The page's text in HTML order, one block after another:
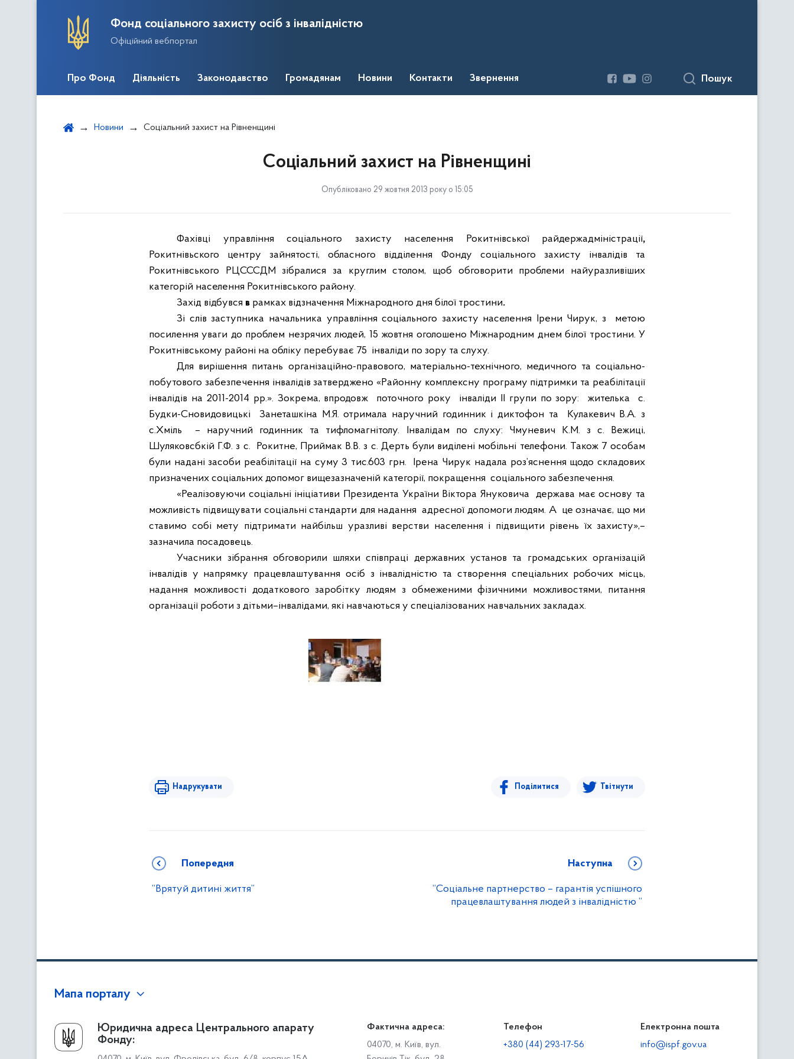
Фонд соціального захисту осіб з інвалідністю
Офіційний вебпортал
Про Фонд Діяльність Законодавство Громадянам Новини Контакти Звернення Пошук
Новини Соціальний захист на Рівненщині
Соціальний захист на Рівненщині
Опубліковано 29 жовтня 2013 року о 15:05
Фахівці управління соціального захисту населення Рокитнівської райдержадміністрації,
Рокитнівьского центрузайнятості, обласного відділення Фонду соціального захисту інвалідів та
Рокитнівського РЦСССДМзібралися за круглим столом, щоб обговорити проблеми
найуразливіших
категорій населення Рокитнівського району.
Захід відбувся в рамках відзначення Міжнародного дня білої тростини.
Зі слів заступника начальника управління соціального захисту населення Ірени Чирук, з метою
посилення уваги до проблем незрячих людей, 15 жовтня оголошено Міжнародним днембілої тростини.У
Рокитнівському районі на обліку перебуває 75 інваліди по зору та слуху.
Для вирішення питань організаційно-правового, матеріально-технічного, медичного тасоціально-
побутового забезпечення інвалідів затверджено «Районну комплексну програму підтримки та реабілітації
інвалідів на 2011-2014 рр.». Зокрема, впродовж поточного року інваліди ІІ групи позору: жителька
с.
Будки-Сновидовицькі
Занеташкіна М.Я.отримала наручний годинник і диктофон та Кулакевич В.А.з
с.Хміль – наручний годинник та тифломагнітолу. Інвалідам по слуху: Чмуневич К.М. з с. Вежиці,
Шуляковсбкій Г.Ф.з с. Рокитне, Приймак В.В.з с. Дерть були виділені мобільні телефони. Також7 особам
були надані засоби реабілітації на суму 3 тис.603 грн. Ірена Чирук надала роз’яснення щодо складових
призначених соціальних допомог вищезазначеній категорії, покращення соціального забезпечення.
«Реалізовуючи соціальні ініціативи Президента України Віктора Януковича
держава має основу та
можливість підвищувати соціальні стандарти для надання адресної допомоги людям. А це означає, що ми
ставимо собі мету підтримати найбільш уразливі верстви населення і підвищити рівень їх захисту»,–
зазначила посадовець.
Учасники зібрання обговорили шляхи співпраці державних установ та громадських організацій
інвалідів у напрямку працевлаштування осіб з інвалідністю та створення спеціальних робочих місць,
надання можливості додаткового заробітку людям з обмеженими фізичними можливостями, питання
організації роботи з дітьми–інвалідами, які навчаються у спеціалізованих навчальних закладах.
Надрукувати Поділитися Твітнути
Попередня
“Врятуй дитині життя”
Наступна
“Соціальне партнерство – гарантія успішного
працевлаштування людей з інвалідністю ”
Мапа порталу
Про Фонд
Керівництво
Громадянам
Доступ до публічної інформації
Діяльність
Роботодавцям
Юридична адреса Центрального апарату
Фонду:
Фактична адреса:
04070, м. Київ, вул.
Телефон
+380 (44) 293-17-56
Електронна пошта
info@ispf.gov.ua